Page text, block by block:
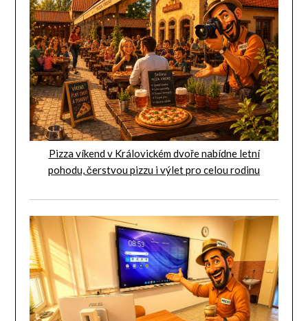
Pizza víkend v Královickém dvoře nabídne letní
pohodu, čerstvou pizzu i výlet pro celou rodinu